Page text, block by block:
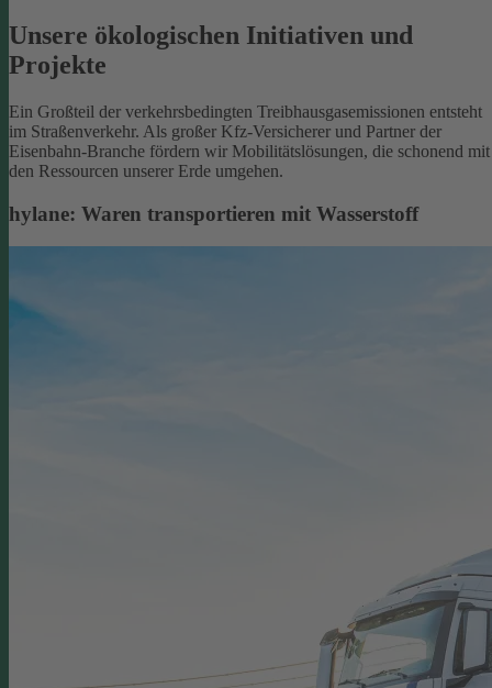
Unsere ökologischen Initiativen und
Projekte
Ein Großteil der verkehrsbedingten Treibhausgasemissionen entsteht
im Straßenverkehr. Als großer Kfz-Versicherer und Partner der
Eisenbahn-Branche fördern wir Mobilitätslösungen, die schonend mit
den Ressourcen unserer Erde umgehen.
hylane: Waren transportieren mit Wasserstoff